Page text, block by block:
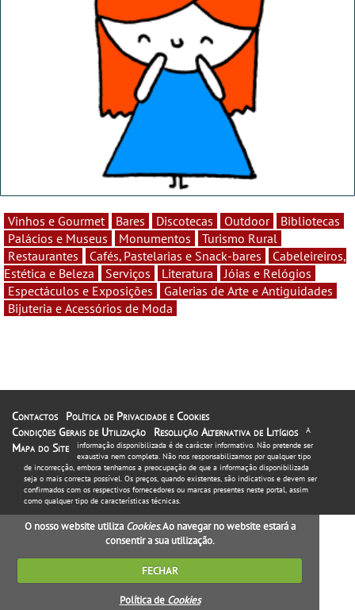
Vinhos e Gourmet Bares Discotecas Outdoor
Bibliotecas
Palácios e Museus
Monumentos
Turismo Rural
Restaurantes
Cafés, Pastelarias e Snack-bares
Cabeleireiros,
Estética e Beleza
Serviços Literatura
Jóias e Relógios
Espectáculos e Exposições
Galerias de Arte e Antiguidades
Bijuteria e Acessórios de Moda
Contactos
Política de Privacidade e Cookies
Condições Gerais de Utilização
Resolução Alternativa de Litígios
Mapa do Site
A
informação disponibilizada é de carácter informativo. Não pretende ser
exaustiva nem completa. Não nos responsabilizamos por qualquer tipo
de incorrecção, embora tenhamos a preocupação de que a informação disponibilizada
seja o mais correcta possível. Os preços, quando existentes, são indicativos e devem ser
confirmados com os respectivos fornecedores ou marcas presentes neste portal, assim
como qualquer tipo de características técnicas.
O nosso website utiliza Cookies. Ao navegar no website estará a
consentir a sua utilização.
FECHAR
Política de Cookies